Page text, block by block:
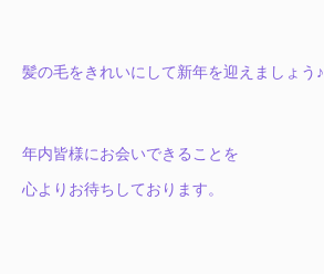
髪の毛をきれいにして新年を迎えましょう♪
年内皆様にお会いできることを
心よりお待ちしております。